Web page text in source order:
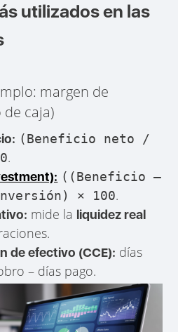
utilizados en las
margen de
de caja)
(Beneficio neto /
.
((Beneficio –
× 100.
mide la liquidez real
de efectivo (CCE): días
– días pago.